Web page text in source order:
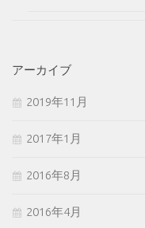
アーカイブ
2019年11月
2017年1月
2016年8月
2016年4月